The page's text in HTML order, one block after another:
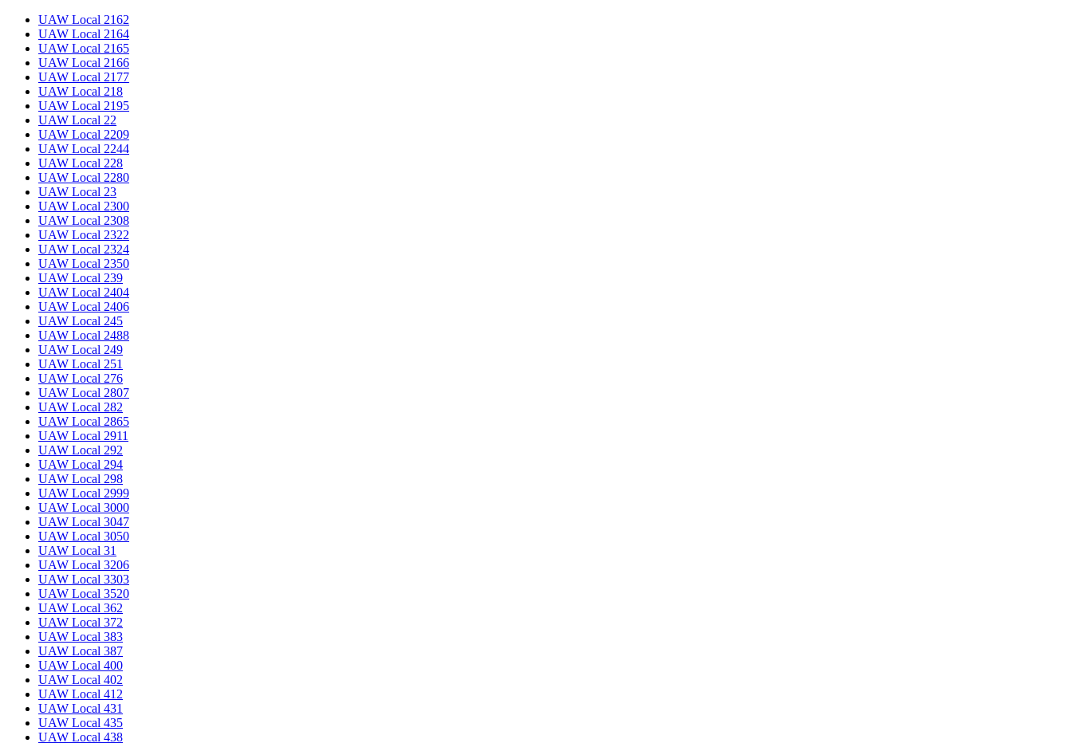
UAW Local 2162
UAW Local 2164
UAW Local 2165
UAW Local 2166
UAW Local 2177
UAW Local 218
UAW Local 2195
UAW Local 22
UAW Local 2209
UAW Local 2244
UAW Local 228
UAW Local 2280
UAW Local 23
UAW Local 2300
UAW Local 2308
UAW Local 2322
UAW Local 2324
UAW Local 2350
UAW Local 239
UAW Local 2404
UAW Local 2406
UAW Local 245
UAW Local 2488
UAW Local 249
UAW Local 251
UAW Local 276
UAW Local 2807
UAW Local 282
UAW Local 2865
UAW Local 2911
UAW Local 292
UAW Local 294
UAW Local 298
UAW Local 2999
UAW Local 3000
UAW Local 3047
UAW Local 3050
UAW Local 31
UAW Local 3206
UAW Local 3303
UAW Local 3520
UAW Local 362
UAW Local 372
UAW Local 383
UAW Local 387
UAW Local 400
UAW Local 402
UAW Local 412
UAW Local 431
UAW Local 435
UAW Local 438